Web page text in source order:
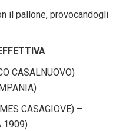
il pallone, provocandogli
CASALNUOVO)
CASAGIOVE) –
1909)